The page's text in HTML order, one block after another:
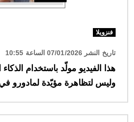
فنزويلا
تاريخ النشر 07/01/2026 الساعة 10:55
هذا الفيديو مولّد باستخدام
وليس لتظاهرة مؤيّدة لمادورو في